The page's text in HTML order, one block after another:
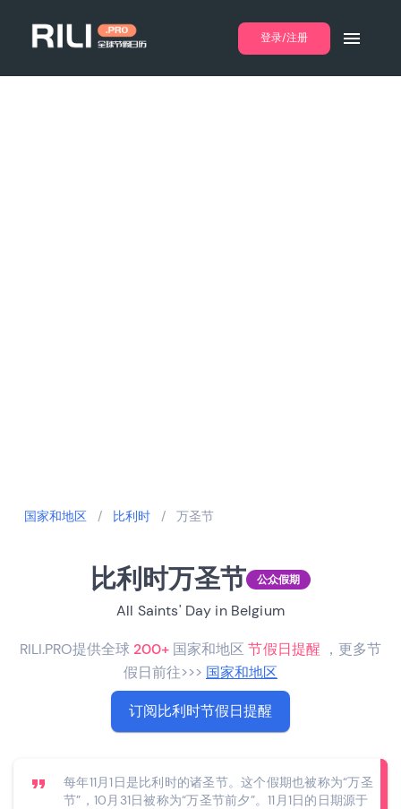
登录/注册
国家和地区 / 比利时 / 万圣节
比利时万圣节 公众假期
All Saints' Day in Belgium
RILI.PRO提供全球 200+ 国家和地区节假日提醒 ，更多节
假日前往>>> 国家和地区
订阅比利时节假日提醒
每年11月1日是比利时的诸圣节。这个假期也被称为“万圣
节”，10月31日被称为“万圣节前夕”。11月1日的日期源于